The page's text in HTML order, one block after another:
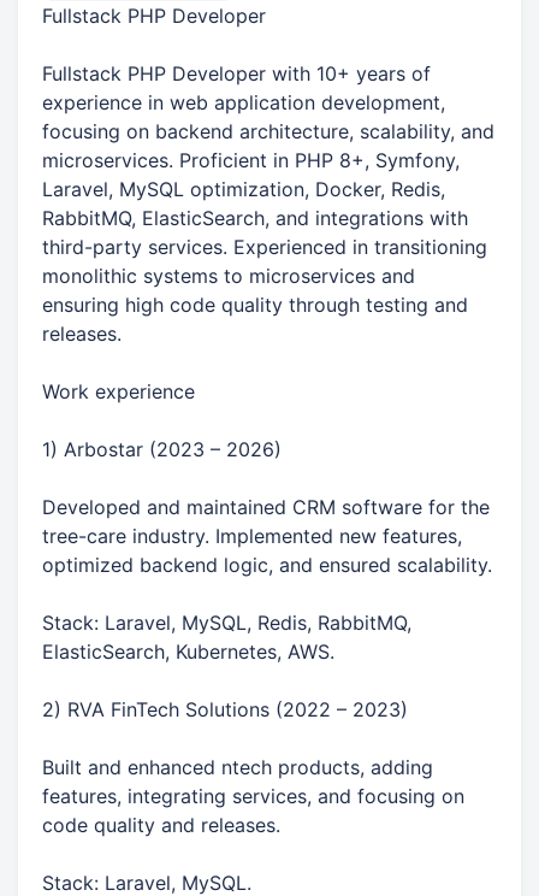
Fullstack PHP Developer
Fullstack PHP Developer with 10+ years of
experience in web application development,
focusing on backend architecture, scalability, and
microservices. Proficient in PHP 8+, Symfony,
Laravel, MySQL optimization, Docker, Redis,
RabbitMQ, ElasticSearch, and integrations with
third-party services. Experienced in transitioning
monolithic systems to microservices and
ensuring high code quality through testing and
releases.
Work experience
1) Arbostar (2023 – 2026)
Developed and maintained CRM software for the
tree-care industry. Implemented new features,
optimized backend logic, and ensured scalability.
Stack: Laravel, MySQL, Redis, RabbitMQ,
ElasticSearch, Kubernetes, AWS.
2) RVA FinTech Solutions (2022 – 2023)
Built and enhanced ntech products, adding
features, integrating services, and focusing on
code quality and releases.
Stack: Laravel, MySQL.